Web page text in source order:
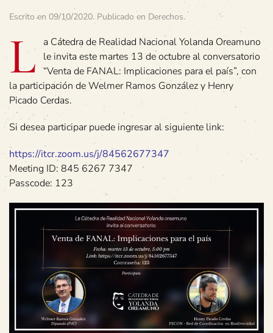
Escrito en 09/10/2020. Publicado en Derechos.
L
a Cátedra de Realidad Nacional Yolanda Oreamuno
le invita este martes 13 de octubre al conversatorio
“Venta de FANAL: Implicaciones para el país”, con
la participación de Welmer Ramos González y Henry
Picado Cerdas.
Si desea participar puede ingresar al siguiente link:
https://itcr.zoom.us/j/84562677347
Meeting ID: 845 6267 7347
Passcode: 123